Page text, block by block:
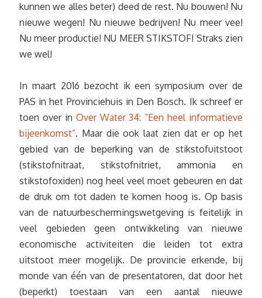
kunnen we alles beter) deed de rest. Nu bouwen! Nu
nieuwe wegen! Nu nieuwe bedrijven! Nu meer vee!
Nu meer productie! NU MEER STIKSTOF! Straks zien
we wel!
In maart 2016 bezocht ik een symposium over de
PAS in het Provinciehuis in Den Bosch. Ik schreef er
toen over in Over Water 34: “Een heel informatieve
bijeenkomst”. Maar die ook laat zien dat er op het
gebied van de beperking van de stikstofuitstoot
(stikstofnitraat, stikstofnitriet, ammonia en
stikstofoxiden) nog heel veel moet gebeuren en dat
de druk om tot daden te komen hoog is. Op basis
van de natuurbeschermingswetgeving is feitelijk in
veel gebieden geen ontwikkeling van nieuwe
economische activiteiten die leiden tot extra
uitstoot meer mogelijk. De provincie erkende, bij
monde van één van de presentatoren, dat door het
(beperkt) toestaan van een aantal nieuwe